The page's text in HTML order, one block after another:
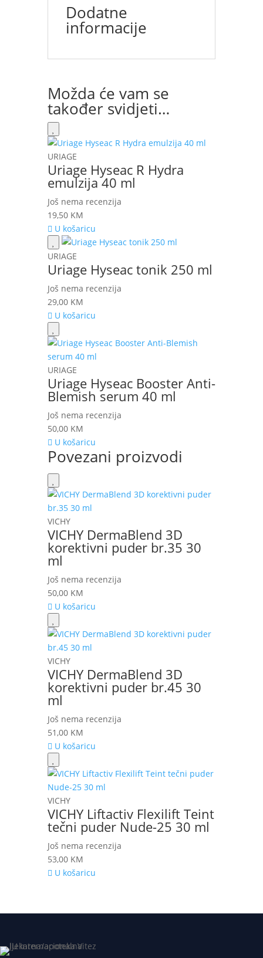
Dodatne
informacije
Možda će vam se
također svidjeti…
URIAGE
Uriage Hyseac R Hydra
emulzija 40 ml
Još nema recenzija
19,50 KM
U košaricu
URIAGE
Uriage Hyseac tonik 250 ml
Još nema recenzija
29,00 KM
U košaricu
URIAGE
Uriage Hyseac Booster Anti-
Blemish serum 40 ml
Još nema recenzija
50,00 KM
U košaricu
Povezani proizvodi
VICHY
VICHY DermaBlend 3D
korektivni puder br.35 30
ml
Još nema recenzija
50,00 KM
U košaricu
VICHY
VICHY DermaBlend 3D
korektivni puder br.45 30
ml
Još nema recenzija
51,00 KM
U košaricu
VICHY
VICHY Liftactiv Flexilift Teint
tečni puder Nude-25 30 ml
Još nema recenzija
53,00 KM
U košaricu